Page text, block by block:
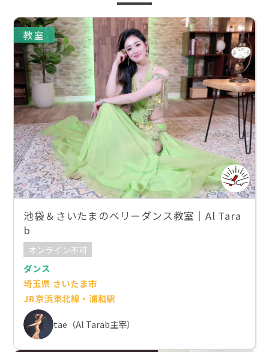
教室
池袋＆さいたまのベリーダンス教室｜Al Tara
b
オンライン不可
ダンス
埼玉県 さいたま市
JR京浜東北線・浦和駅
tae（Al Tarab主宰）